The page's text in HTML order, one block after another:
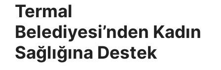
Termal
Belediyesi’nden Kadın
Sağlığına Destek